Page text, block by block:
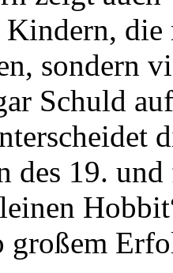
sondern
Schuld
des 19.
großem